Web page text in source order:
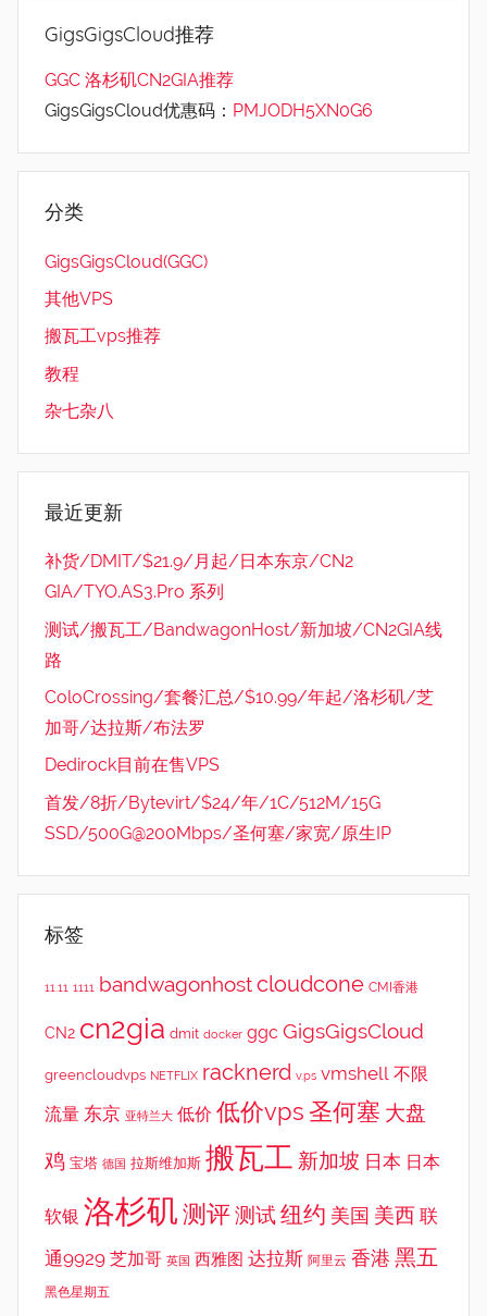
GigsGigsCloud推荐
GGC 洛杉矶CN2GIA推荐
GigsGigsCloud优惠码： PMJODH5XN0G6
分类
GigsGigsCloud(GGC)
其他VPS
搬瓦工vps推荐
教程
杂七杂八
最近更新
补货/DMIT/$21.9/月起/日本东京/CN2
GIA/TYO.AS3.Pro 系列
测试/搬瓦工/BandwagonHost/新加坡/CN2GIA线
路
ColoCrossing/套餐汇总/$10.99/年起/洛杉矶/芝
加哥/达拉斯/布法罗
Dedirock目前在售VPS
首发/8折/Bytevirt/$24/年/1C/512M/15G
SSD/500G@200Mbps/圣何塞/家宽/原生IP
标签
11.11 1111 bandwagonhostcloudcone CMI香港
CN2 cn2gia dmit docker ggc GigsGigsCloud
greencloudvps NETFLIX racknerd v.ps vmshell 不限
流量 东京 亚特兰大 低价 低价vps 圣何塞 大盘
鸡 宝塔 德国 拉斯维加斯 搬瓦工 新加坡 日本 日本
软银 洛杉矶 测评测试纽约 美国 美西 联
通9929 芝加哥 英国 西雅图 达拉斯 阿里云 香港 黑五
黑色星期五